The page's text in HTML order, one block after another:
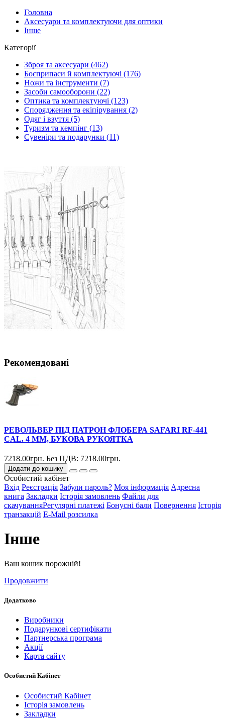
Головна
Аксесуари та комплектуючи для оптики
Інше
Категорії
Зброя та аксесуари (462)
Боєприпаси й комплектуючі (176)
Ножи та інструменти (7)
Засоби самооборони (22)
Оптика та комплектуючі (123)
Спорядження та екіпірування (2)
Одяг і взуття (5)
Туризм та кемпінг (13)
Сувеніри та подарунки (11)
Рекомендовані
РЕВОЛЬВЕР ПІД ПАТРОН ФЛОБЕРА SAFARI RF-441
CAL. 4 ММ, БУКОВА РУКОЯТКА
7218.00грн. Без ПДВ: 7218.00грн.
Додати до кошику
Особистий кабінет
Вхід Реєстрація Забули пароль? Моя інформація Адресна
книга Закладки Історія замовлень Файли для
скачуванняРегулярні платежі Бонусні бали Повернення Історія
транзакцій E-Mail розсилка
Інше
Ваш кошик порожній!
Продовжити
Додатково
Виробники
Подарункові сертифікати
Партнерська програма
Акції
Карта сайту
Особистий Кабінет
Особистий Кабінет
Історія замовлень
Закладки